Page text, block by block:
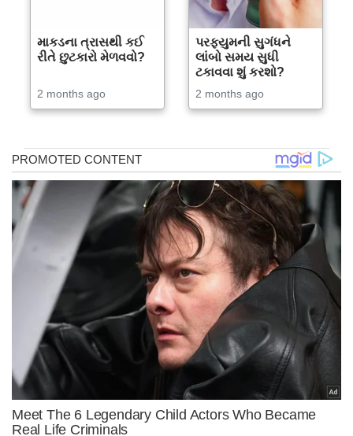
માકડના ત્રાસથી કઈ
રીતે છુટકારો મેળવવો?
2 months ago
પરફ્યુમની સુગંધને
લાંબો સમય સુધી
ટકાવવા શું કરશો?
2 months ago